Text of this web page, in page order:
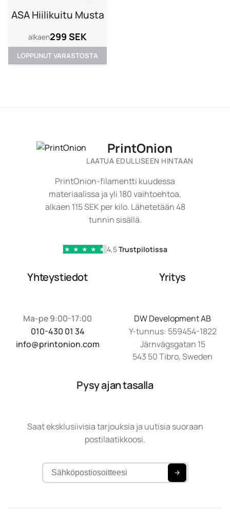
1 kg
ASA Hiilikuitu Musta
alkaen299 SEK
LOPPUNUT VARASTOSTA
PrintOnion
LAATUA EDULLISEEN HINTAAN
PrintOnion-filamentti kuudessa
materiaalissa ja yli 180 vaihtoehtoa,
alkaen 115 SEK per kilo. Lähetetään 48
tunnin sisällä.
★ ★ ★ ★ ★ 4,5Trustpilotissa
Yhteystiedot
Ma-pe 9:00-17:00
010-430 01 34
info@printonion.com
Yritys
DW Development AB
Y-tunnus: 559454-1822
Järnvägsgatan 15
543 50 Tibro, Sweden
Pysy ajan tasalla
Saat eksklusiivisia tarjouksia ja uutisia suoraan
postilaatikkoosi.